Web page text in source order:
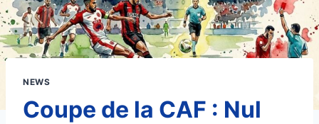
NEWS
Coupe de la CAF : Nul